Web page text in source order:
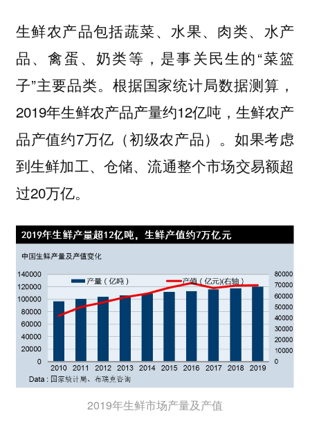
生鲜农产品包括蔬菜、水果、肉类、水产
品、禽蛋、奶类等，是事关民生的“菜篮
子”主要品类。根据国家统计局数据测算，
2019年生鲜农产品产量约12亿吨，生鲜农产
品产值约7万亿（初级农产品）。如果考虑
到生鲜加工、仓储、流通整个市场交易额超
过20万亿。
2019年生鲜市场产量及产值